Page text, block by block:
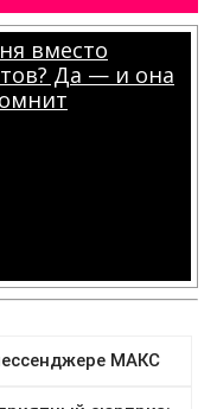
вместо
Да — и она